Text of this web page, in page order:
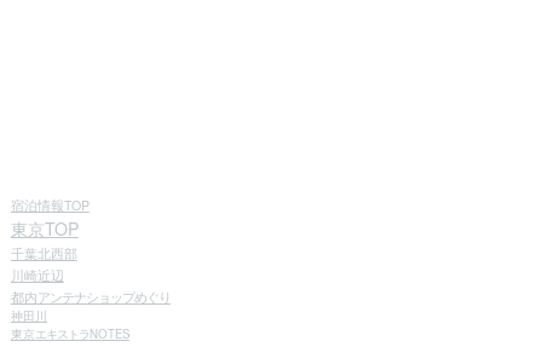
宿泊情報TOP
東京TOP
千葉北西部
川崎近辺
都内アンテナショップめぐり
神田川
東京 エキストラNOTES